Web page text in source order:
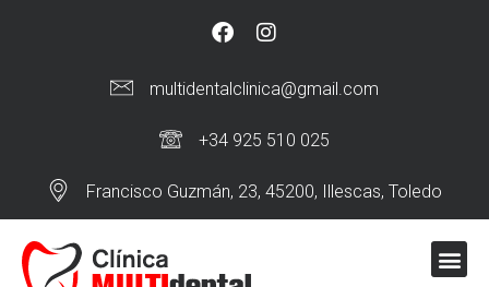
multidentalclinica@gmail.com
+34 925 510 025
Francisco Guzmán, 23, 45200, Illescas, Toledo